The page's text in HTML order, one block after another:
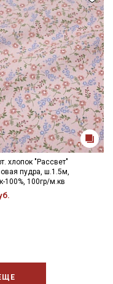
хлопок "Рассвет"
пудра, ш.1.5м,
100%, 100гр/м.кв